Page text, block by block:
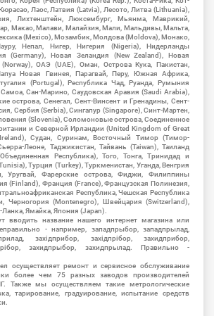
Лаос, Латвия (Latvia), Лесото, Литва (Lithuania),
Лихтенштейн, Люксембург, Мьянма, Маврикий,
Макао, Малави, Малайзия, Мали, Мальдивы, Мальта,
(Mexico), Мозамбик, Молдова (Moldova), Монако,
Непал, Нигер, Нигерия (Nigeria), Нидерланды
(Germany), Новая Зеландия (New Zealand), Новая
ОАЭ (UAE), Оман, Острова Кука, Пакистан,
Новая Гвинея, Парагвай, Перу, Южная Африка,
(Portugal), Республика Чад, Руанда, Румыния
Сан-Марино, Саудовская Аравия (Saudi Arabia),
острова, Сенегал, Сент-Винсент и Гренадины, Сент-
Сербия (Serbia), Сингапур (Singapore), Синт-Мартен,
(Slovenia), Соломоновые острова, Соединенное
и Северной Ирландии (United Kingdom of Great
Судан, Суринам, Восточный Тимор (Тимор-
Леоне, Таджикистан, Тайвань (Taiwan), Таиланд
Республика), Того, Тонга, Тринидад и
Турция (Turkey), Туркменистан, Уганда, Венгрия
Уругвай, Фарерские острова, Фиджи, Филиппины
(Finland), Франция (France), Французская Полинезия,
Республика, Чешская Республика
Черногория (Montenegro), Швейцария (Switzerland),
Ямайка, Япония (Japan).
вводить название нашего интернет магазина или
- например, западпрыбор, западпрылад,
західприбор, західпрібор, захидприбор,
захидпрыбор, захидпрылад. Правильно -
осуществляет ремонт и сервисное обслуживание
более чем 75 разных заводов производителей
Также мы осуществляем такие метрологические
тарирование, градуирование, испытание средств